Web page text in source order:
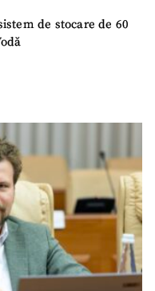
de stocare de 60